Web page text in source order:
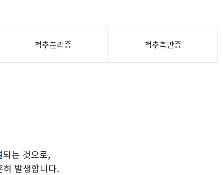
척추분리증 척추측만증
되는 것으로,
발생합니다.